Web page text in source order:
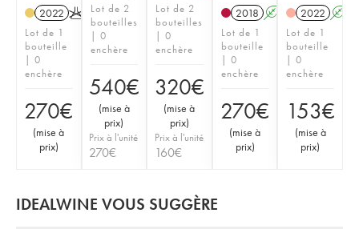
2022 K
Lot de 1
bouteille
| 0
enchère
270€
(mise à
prix)
Lot de 2
bouteilles
| 0
enchère
540€
(mise à
prix)
Prix à l'unité
270€
Lot de 2
bouteilles
| 0
enchère
320€
(mise à
prix)
Prix à l'unité
160€
2018 A K
Lot de 1
bouteille
| 0
enchère
270€
(mise à
prix)
2022 A
Lot de 1
bouteille
| 0
enchère
153€
(mise à
prix)
IDEALWINE VOUS SUGGÈRE